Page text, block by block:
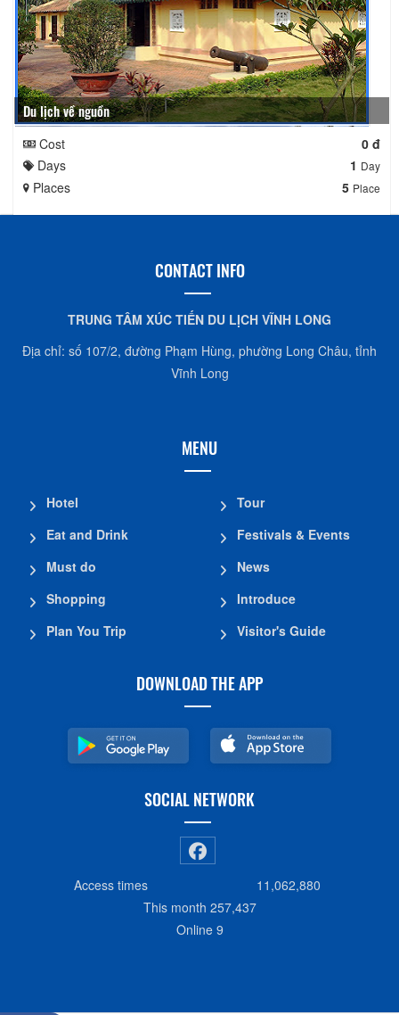
Du lịch về nguồn
Cost
0 đ
Days
1 Day
Places 5 Place
CONTACT INFO
TRUNG TÂM XÚC TIẾN DU LỊCH VĨNH LONG
Địa chỉ: số 107/2, đường Phạm Hùng, phường Long Châu, tỉnh
Vĩnh Long
MENU
Hotel
Eat and Drink
Must do
Shopping
Plan You Trip
Tour
Festivals & Events
News
Introduce
Visitor's Guide
DOWNLOAD THE APP
SOCIAL NETWORK
Access times
11,062,880
This month 257,437
Online 9